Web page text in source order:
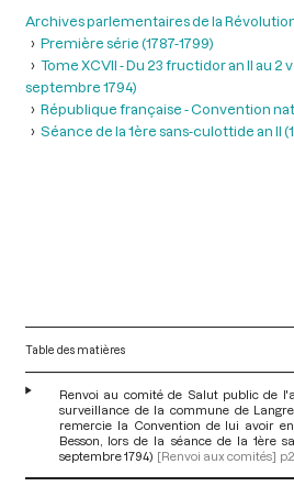
Archives parlementaires de la
Première série (1787-1799)
Tome XCVII - Du 23 fructidor an II au 2
septembre 1794)
République française - Convention
Séance de la 1ère sans-culottide an II
Table des matières
Renvoi au comité de Salut public de
surveillance de la commune de
remercie la Convention de lui avoir
Besson, lors de la séance de la 1ère
septembre 1794) [Renvoi aux comités]